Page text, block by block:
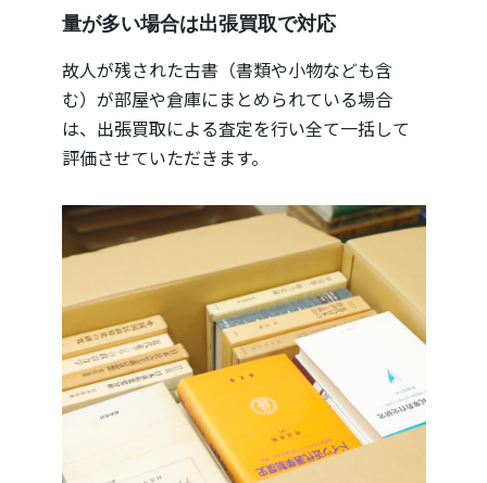
量が多い場合は出張買取で対応
故人が残された古書（書類や小物なども含
む）が部屋や倉庫にまとめられている場合
は、出張買取による査定を行い全て一括して
評価させていただきます。